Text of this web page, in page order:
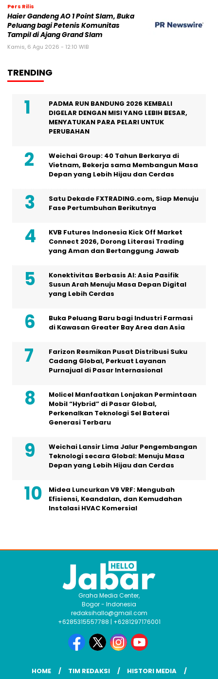
Pers Rilis
Haier Gandeng AO 1 Point Slam, Buka
Peluang bagi Petenis Komunitas
Tampil di Ajang Grand Slam
Kamis, 6 Agu 2026 - 12:10 WIB
TRENDING
PADMA RUN BANDUNG 2026 KEMBALI
DIGELAR DENGAN MISI YANG LEBIH BESAR,
MENYATUKAN PARA PELARI UNTUK
PERUBAHAN
Weichai Group: 40 Tahun Berkarya di
Vietnam, Bekerja sama Membangun Masa
Depan yang Lebih Hijau dan Cerdas
Satu Dekade FXTRADING.com, Siap Menuju
Fase Pertumbuhan Berikutnya
KVB Futures Indonesia Kick Off Market
Connect 2026, Dorong Literasi Trading
yang Aman dan Bertanggung Jawab
Konektivitas Berbasis AI: Asia Pasifik
Susun Arah Menuju Masa Depan Digital
yang Lebih Cerdas
Buka Peluang Baru bagi Industri Farmasi
di Kawasan Greater Bay Area dan Asia
Farizon Resmikan Pusat Distribusi Suku
Cadang Global, Perkuat Layanan
Purnajual di Pasar Internasional
Molicel Manfaatkan Lonjakan Permintaan
Mobil “Hybrid” di Pasar Global,
Perkenalkan Teknologi Sel Baterai
Generasi Terbaru
Weichai Lansir Lima Jalur Pengembangan
Teknologi secara Global: Menuju Masa
Depan yang Lebih Hijau dan Cerdas
Midea Luncurkan V9 VRF: Mengubah
Efisiensi, Keandalan, dan Kemudahan
Instalasi HVAC Komersial
Graha Media Center,
Bogor - Indonesia
redaksihallo@gmail.com
+6285315557788 | +6281297176001
HOME TIM REDAKSI HISTORI MEDIA